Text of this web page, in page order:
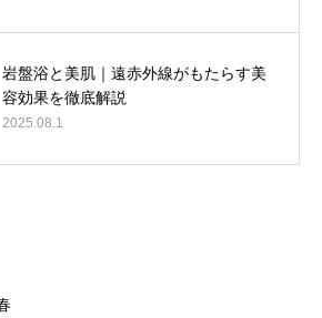
岩盤浴と美肌｜遠赤外線がもたらす美
容効果を徹底解説
2025.08.1